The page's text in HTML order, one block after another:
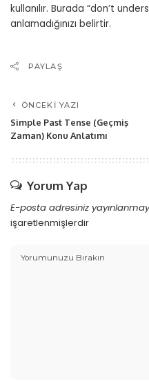
kullanılır. Burada “don’t
anlamadığınızı belirtir.
PAYLAŞ
ÖNCEKI YAZI
Simple Past Tense (Geçmiş
Zaman) Konu Anlatımı
Yorum Yap
E-posta adresiniz
işaretlenmişlerdir